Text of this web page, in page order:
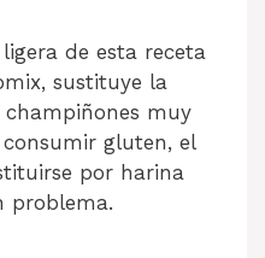
de esta receta
sustituye la
muy
gluten, el
por harina
problema.